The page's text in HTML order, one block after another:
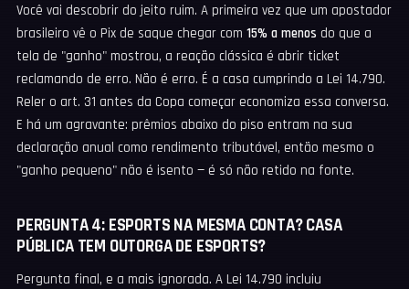
Você vai descobrir do jeito ruim. A primeira vez que um apostador
brasileiro vê o Pix de saque chegar com 15% a menos do que a
tela de "ganho" mostrou, a reação clássica é abrir ticket
reclamando de erro. Não é erro. É a casa cumprindo a Lei 14.790.
Reler o art. 31 antes da Copa começar economiza essa conversa.
E há um agravante: prêmios abaixo do piso entram na sua
declaração anual como rendimento tributável, então mesmo o
"ganho pequeno" não é isento — é só não retido na fonte.
PERGUNTA 4: ESPORTS NA MESMA CONTA? CASA
PÚBLICA TEM OUTORGA DE ESPORTS?
Pergunta final, e a mais ignorada. A Lei 14.790 incluiu